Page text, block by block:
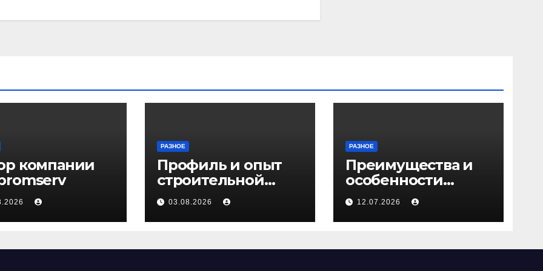
компании
РАЗНОЕ
Профиль и опыт
строительной
компании Медичи
03.08.2026
РАЗНОЕ
Преимущества и
особенности
скрытых дверей
12.07.2026